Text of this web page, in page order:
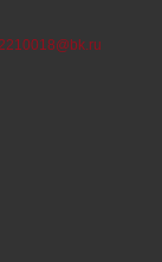
2210018@bk.ru